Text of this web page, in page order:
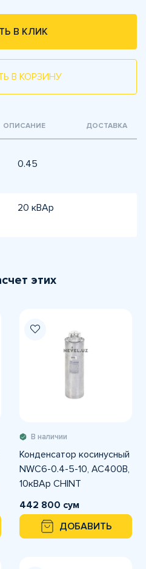
В КЛИК
В КОРЗИНУ
ОПИСАНИЕ ДОСТАВКА
0.45
20 кВАр
этих
В наличии
Конденсатор косинусный
NWC6-0.4-5-10, АС400В,
10кВАр CHINT
442 800 сум
ДОБАВИТЬ